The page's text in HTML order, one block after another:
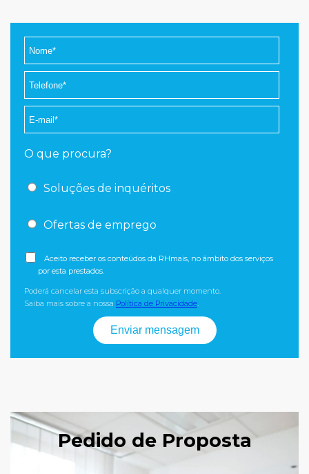
O que procura?
Soluções de inquéritos
Ofertas de emprego
Aceito receber os conteúdos da RHmais, no âmbito dos serviços
por esta prestados.
Poderá cancelar esta subscrição a qualquer momento.
Saiba mais sobre a nossa Política de Privacidade.
Pedido de Proposta